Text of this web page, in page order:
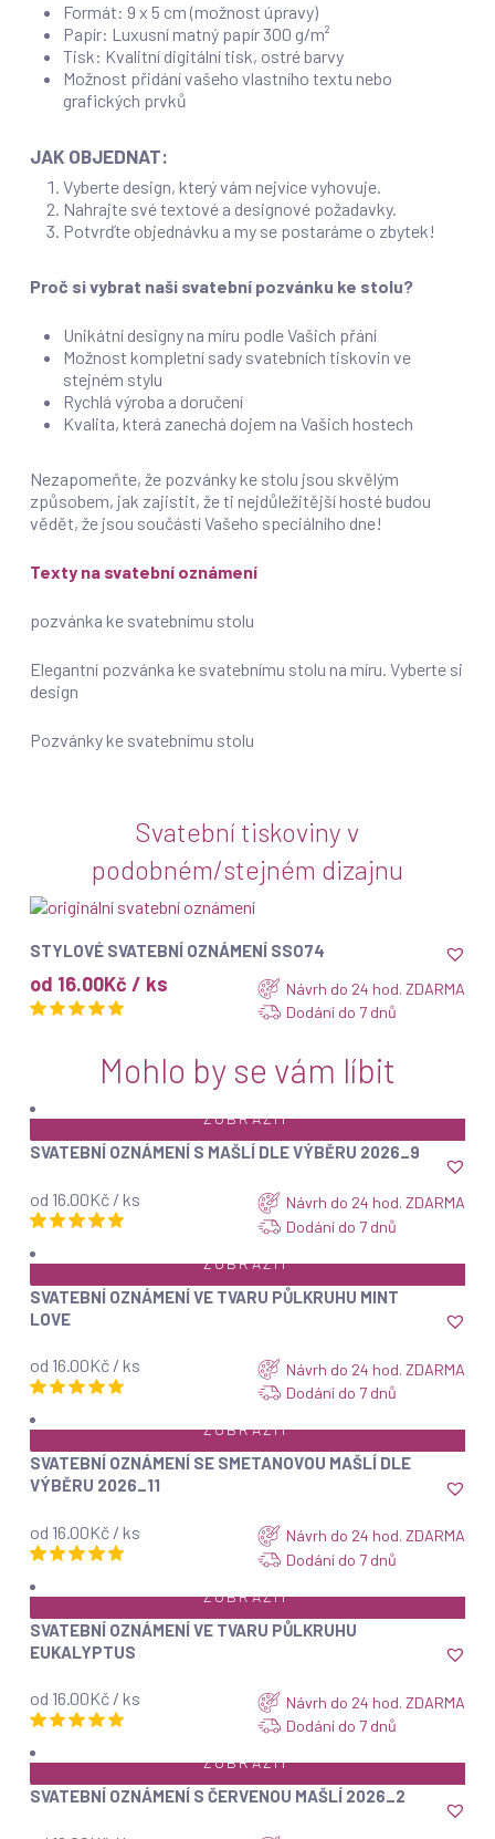
Formát: 9 x 5 cm (možnost úpravy)
Papír: Luxusní matný papír 300 g/m²
Tisk: Kvalitní digitální tisk, ostré barvy
Možnost přidání vašeho vlastního textu nebo
grafických prvků
JAK OBJEDNAT:
Vyberte design, který vám nejvíce vyhovuje.
Nahrajte své textové a designové požadavky.
Potvrďte objednávku a my se postaráme o zbytek!
Proč si vybrat naši svatební pozvánku ke stolu?
Unikátní designy na míru podle Vašich přání
Možnost kompletní sady svatebních tiskovin ve
stejném stylu
Rychlá výroba a doručení
Kvalita, která zanechá dojem na Vašich hostech
Nezapomeňte, že pozvánky ke stolu jsou skvělým
způsobem, jak zajistit, že ti nejdůležitější hosté budou
vědět, že jsou součástí Vašeho speciálního dne!
Texty na svatební oznámení
pozvánka ke svatebnímu stolu
Elegantní pozvánka ke svatebnímu stolu na míru. Vyberte si
design
Pozvánky ke svatebnímu stolu
Svatební tiskoviny v
podobném/stejném dizajnu
ZOBRAZIT
STYLOVÉ SVATEBNÍ OZNÁMENÍ SSO74
od 16.00Kč / ks
Návrh do 24 hod. ZDARMA
Dodání do 7 dnů
Mohlo by se vám líbit
ZOBRAZIT
SVATEBNÍ OZNÁMENÍ S MAŠLÍ DLE VÝBĚRU 2026_9
od 16.00Kč / ks
Návrh do 24 hod. ZDARMA
Dodání do 7 dnů
ZOBRAZIT
SVATEBNÍ OZNÁMENÍ VE TVARU PŮLKRUHU MINT
LOVE
od 16.00Kč / ks
Návrh do 24 hod. ZDARMA
Dodání do 7 dnů
ZOBRAZIT
SVATEBNÍ OZNÁMENÍ SE SMETANOVOU MAŠLÍ DLE
VÝBĚRU 2026_11
od 16.00Kč / ks
Návrh do 24 hod. ZDARMA
Dodání do 7 dnů
ZOBRAZIT
SVATEBNÍ OZNÁMENÍ VE TVARU PŮLKRUHU
EUKALYPTUS
od 16.00Kč / ks
Návrh do 24 hod. ZDARMA
Dodání do 7 dnů
ZOBRAZIT
SVATEBNÍ OZNÁMENÍ S ČERVENOU MAŠLÍ 2026_2